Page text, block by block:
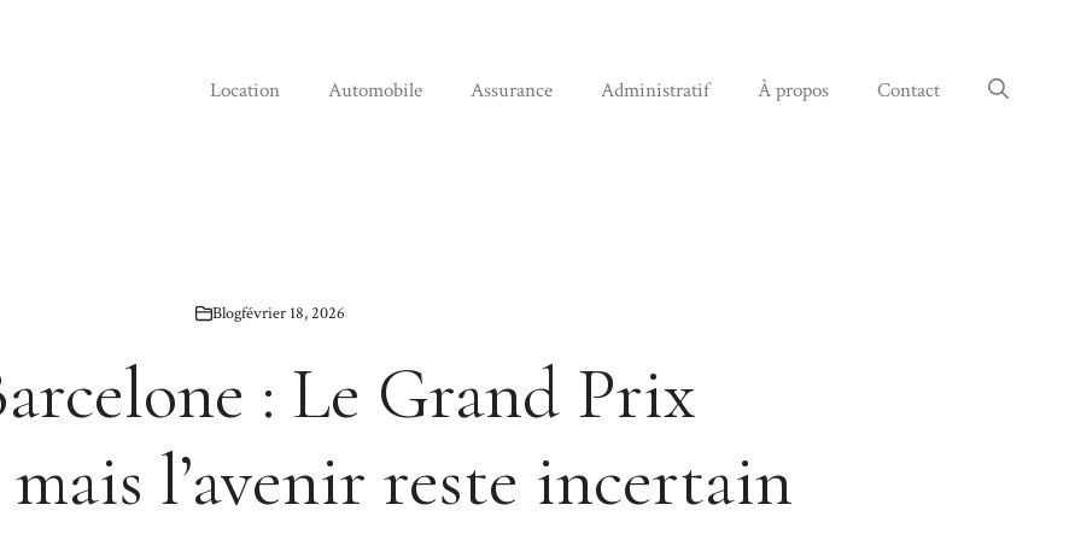
Location Automobile Assurance Administratif À propos Contact
Blogfévrier 18, 2026
: Le Grand Prix
l’avenir reste incertain